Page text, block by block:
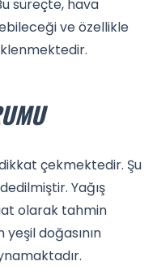
süreçte, hava
ve özellikle
çekmektedir. Şu
Yağış
olarak tahmin
doğasının